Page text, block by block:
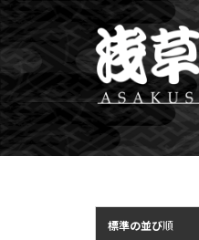
Skip
to
content
標準の並び順